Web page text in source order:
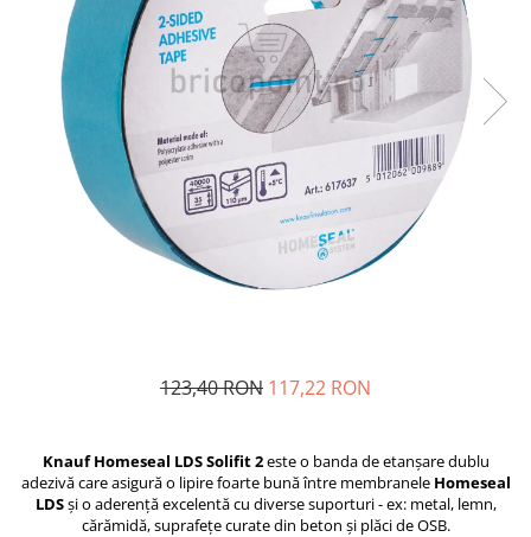
Plasă Termoizolație
Plasă Tencuieli și Șape
Alte Plase
Doze și Platforme
Adezivi Termoizolații
Benzi Adezive
Barieră de Vapori
Finisaje
Accesorii Finisaje
Uși de Vizitare
123,40 RON 117,22 RON
Knauf Homeseal LDS Solifit 2este o banda de etanșare dublu
adezivă care asigură o lipire foarte bună între membranele Homeseal
LDSși o aderență excelentă cu diverse suporturi - ex: metal, lemn,
cărămidă, suprafețe curate din beton și plăci de OSB.